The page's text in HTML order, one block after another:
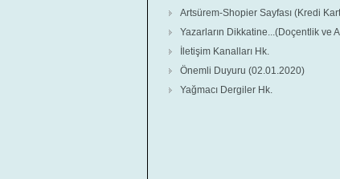
Artsürem-Shopier Sayfası (Kredi
Yazarların Dikkatine...(Doçentlik ve
İletişim Kanalları Hk.
Önemli Duyuru (02.01.2020)
Yağmacı Dergiler Hk.